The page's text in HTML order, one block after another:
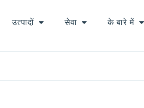
उत्पादों सेवा के बारे में